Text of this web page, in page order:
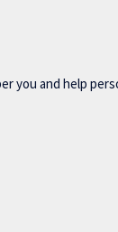
you and help